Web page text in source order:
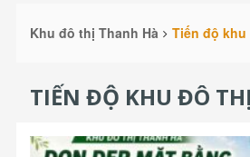
Khu đô thị Thanh Hà Tiến độ
TIẾN ĐỘ KHU ĐÔ